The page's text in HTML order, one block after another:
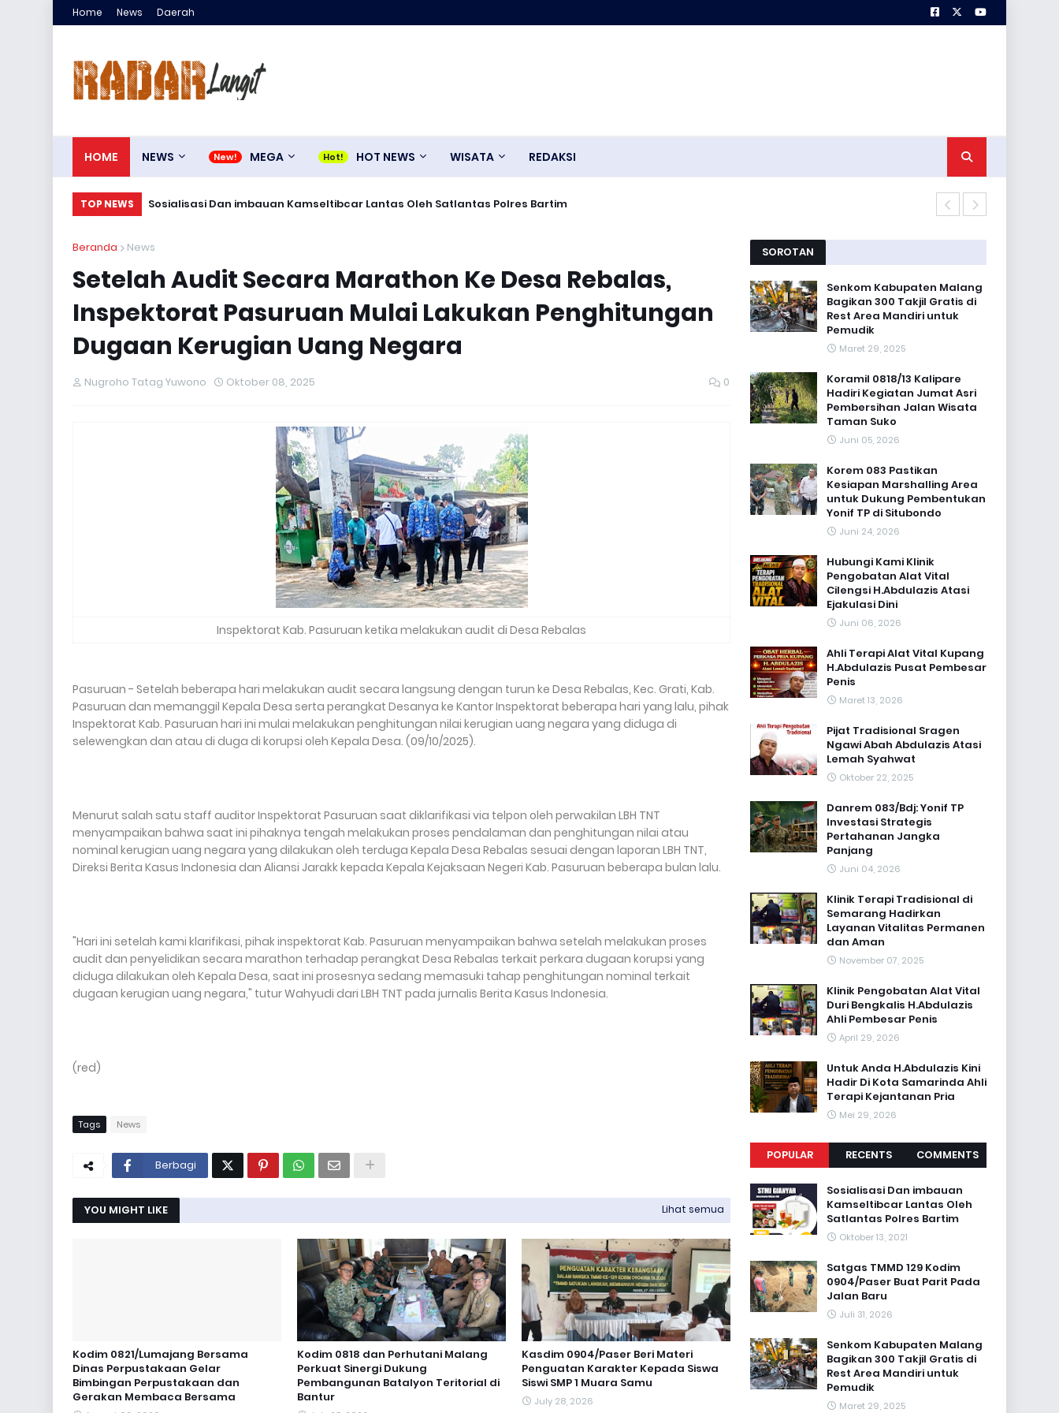
Home News Daerah
HOME NEWS MEGA HOT NEWS WISATA REDAKSI
TOP NEWS Sosialisasi Dan imbauan Kamseltibcar Lantas Oleh Satlantas Polres Bartim
Beranda News
Setelah Audit Secara Marathon Ke Desa Rebalas,
Inspektorat Pasuruan Mulai Lakukan Penghitungan
Dugaan Kerugian Uang Negara
Nugroho Tatag Yuwono Oktober 08, 2025 0
Inspektorat Kab. Pasuruan ketika melakukan audit di Desa Rebalas
Pasuruan - Setelah beberapa hari melakukan audit secara langsung dengan turun ke Desa Rebalas, Kec. Grati, Kab.
Pasuruan dan memanggil Kepala Desa serta perangkat Desanya ke Kantor Inspektorat beberapa hari yang lalu, pihak
Inspektorat Kab. Pasuruan hari ini mulai melakukan penghitungan nilai kerugian uang negara yang diduga di
selewengkan dan atau di duga di korupsi oleh Kepala Desa. (09/10/2025).
Menurut salah satu staff auditor Inspektorat Pasuruan saat diklarifikasi via telpon oleh perwakilan LBH TNT
menyampaikan bahwa saat ini pihaknya tengah melakukan proses pendalaman dan penghitungan nilai atau
nominal kerugian uang negara yang dilakukan oleh terduga Kepala Desa Rebalas sesuai dengan laporan LBH TNT,
Direksi Berita Kasus Indonesia dan Aliansi Jarakk kepada Kepala Kejaksaan Negeri Kab. Pasuruan beberapa bulan lalu.
"Hari ini setelah kami klarifikasi, pihak inspektorat Kab. Pasuruan menyampaikan bahwa setelah melakukan proses
audit dan penyelidikan secara marathon terhadap perangkat Desa Rebalas terkait perkara dugaan korupsi yang
diduga dilakukan oleh Kepala Desa, saat ini prosesnya sedang memasuki tahap penghitungan nominal terkait
dugaan kerugian uang negara," tutur Wahyudi dari LBH TNT pada jurnalis Berita Kasus Indonesia.
(red)
Tags News
Berbagi
YOU MIGHT LIKE Lihat semua
Kodim 0821/Lumajang Bersama
Dinas Perpustakaan Gelar
Bimbingan Perpustakaan dan
Gerakan Membaca Bersama
Kodim 0818 dan Perhutani Malang
Perkuat Sinergi Dukung
Pembangunan Batalyon Teritorial di
Bantur
Kasdim 0904/Paser Beri Materi
Penguatan Karakter Kepada Siswa
Siswi SMP 1 Muara Samu
July 28, 2026
SOROTAN
Senkom Kabupaten Malang
Bagikan 300 Takjil Gratis di
Rest Area Mandiri untuk
Pemudik
Maret 29, 2025
Koramil 0818/13 Kalipare
Hadiri Kegiatan Jumat Asri
Pembersihan Jalan Wisata
Taman Suko
Juni 05, 2026
Korem 083 Pastikan
Kesiapan Marshalling Area
untuk Dukung Pembentukan
Yonif TP di Situbondo
Juni 24, 2026
Hubungi Kami Klinik
Pengobatan Alat Vital
Cilengsi H.Abdulazis Atasi
Ejakulasi Dini
Juni 06, 2026
Ahli Terapi Alat Vital Kupang
H.Abdulazis Pusat Pembesar
Penis
Maret 13, 2026
Pijat Tradisional Sragen
Ngawi Abah Abdulazis Atasi
Lemah Syahwat
Oktober 22, 2025
Danrem 083/Bdj: Yonif TP
Investasi Strategis
Pertahanan Jangka
Panjang
Juni 04, 2026
Klinik Terapi Tradisional di
Semarang Hadirkan
Layanan Vitalitas Permanen
dan Aman
November 07, 2025
Klinik Pengobatan Alat Vital
Duri Bengkalis H.Abdulazis
Ahli Pembesar Penis
April 29, 2026
Untuk Anda H.Abdulazis Kini
Hadir Di Kota Samarinda Ahli
Terapi Kejantanan Pria
Mei 29, 2026
POPULAR RECENTS COMMENTS
Sosialisasi Dan imbauan
Kamseltibcar Lantas Oleh
Satlantas Polres Bartim
Oktober 13, 2021
Satgas TMMD 129 Kodim
0904/Paser Buat Parit Pada
Jalan Baru
Juli 31, 2026
Senkom Kabupaten Malang
Bagikan 300 Takjil Gratis di
Rest Area Mandiri untuk
Pemudik
Maret 29, 2025